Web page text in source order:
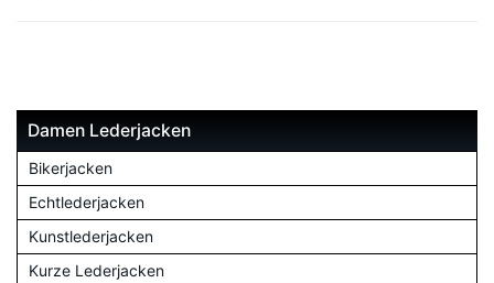
Damen Lederjacken
Bikerjacken
Echtlederjacken
Kunstlederjacken
Kurze Lederjacken